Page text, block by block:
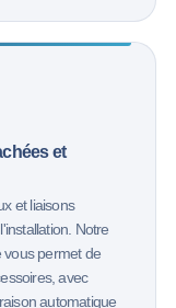
et
et liaisons
Notre
vous permet de
avec
automatique